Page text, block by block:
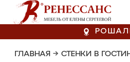
ГЛАВНАЯ → СТЕНКИ В